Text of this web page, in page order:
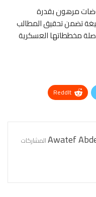
مرهون بقدرة
تضمن تحقيق المطالب
مخططاتها العسكرية
ReddIt
Awatef